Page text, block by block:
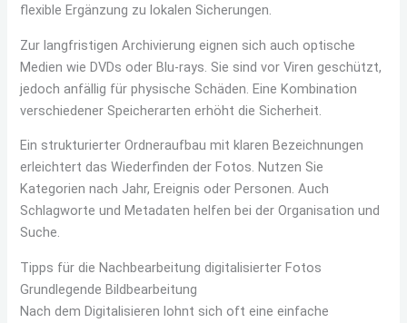
flexible Ergänzung zu lokalen Sicherungen.
Zur langfristigen Archivierung eignen sich auch optische
Medien wie DVDs oder Blu-rays. Sie sind vor Viren geschützt,
jedoch anfällig für physische Schäden. Eine Kombination
verschiedener Speicherarten erhöht die Sicherheit.
Ein strukturierter Ordneraufbau mit klaren Bezeichnungen
erleichtert das Wiederfinden der Fotos. Nutzen Sie
Kategorien nach Jahr, Ereignis oder Personen. Auch
Schlagworte und Metadaten helfen bei der Organisation und
Suche.
Tipps für die Nachbearbeitung digitalisierter Fotos
Grundlegende Bildbearbeitung
Nach dem Digitalisieren lohnt sich oft eine einfache